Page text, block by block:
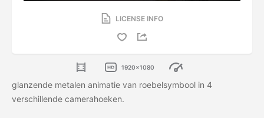
LICENSE INFO
1920x1080
glanzende metalen animatie van roebelsymbool in 4
verschillende camerahoeken.